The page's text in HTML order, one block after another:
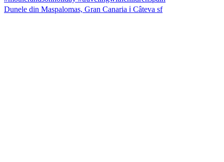
Dunele din Maspalomas, Gran Canaria ℹ️ Câteva sf